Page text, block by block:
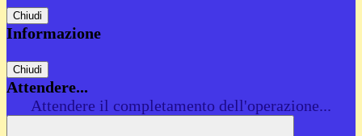
Chiudi
Informazione
Chiudi
Attendere...
Attendere il completamento dell'operazione...